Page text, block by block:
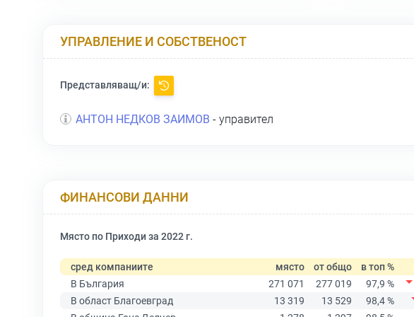
УПРАВЛЕНИЕ И СОБСТВЕНОСТ
Представляващ/и:
АНТОН НЕДКОВ ЗАИМОВ - управител
ФИНАНСОВИ ДАННИ
Място по Приходи за 2022 г.
сред компаниите място от общо в топ %
В България
271 071 277 019 97,9 %
В област Благоевград
13 319 13 529 98,4 %